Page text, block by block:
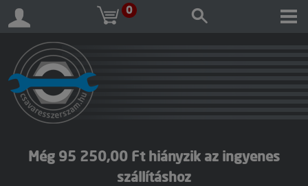
0
Még 95 250,00 Ft hiányzik az ingyenes
szállításhoz